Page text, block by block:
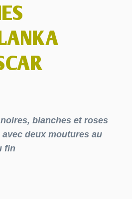
blanches et roses
deux moutures au
fin